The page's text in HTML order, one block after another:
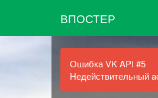
ВПОСТЕР
Ошибка VK API #5
Недействительный